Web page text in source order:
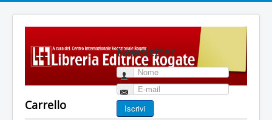
Newsletter
Nome
E-mail
Iscrivi
Carrello